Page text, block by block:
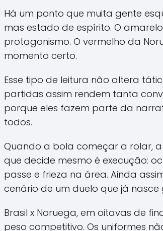
Há um ponto que muita gente
mas estado de espírito. O
protagonismo. O vermelho da
momento certo.
Esse tipo de leitura não altera
partidas assim rendem tanta
porque eles fazem parte da
todos.
Quando a bola começar a rolar,
que decide mesmo é execução:
passe e frieza na área. Ainda
cenário de um duelo que já nasce
Brasil x Noruega, em oitavas de
peso competitivo. Os uniformes